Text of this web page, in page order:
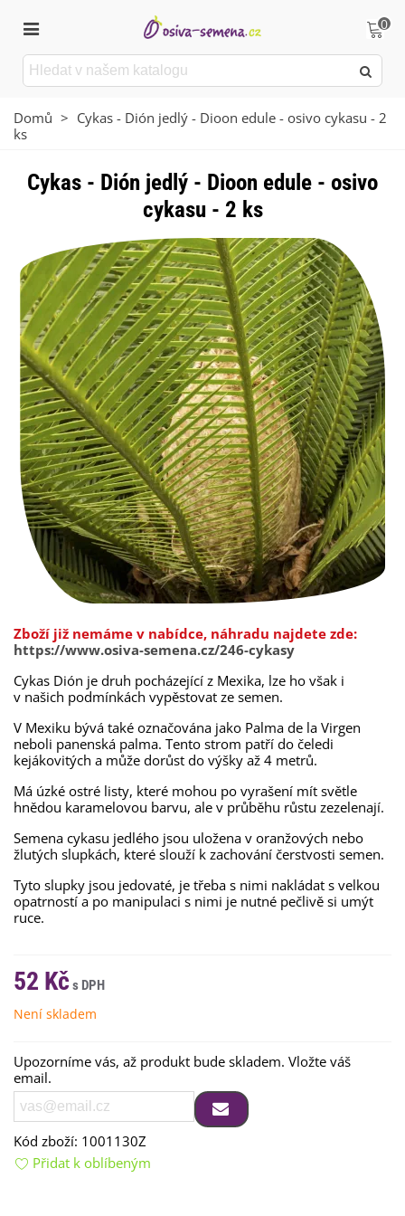
0
Domů > Cykas - Dión jedlý - Dioon edule - osivo cykasu - 2
ks
Cykas - Dión jedlý - Dioon edule - osivo
cykasu - 2 ks
Zboží již nemáme v nabídce, náhradu najdete zde:
https://www.osiva-semena.cz/246-cykasy
Cykas Dión je druh pocházející z Mexika, lze ho však i
v našich podmínkách vypěstovat ze semen.
V Mexiku bývá také označována jako Palma de la Virgen
neboli panenská palma. Tento strom patří do čeledi
kejákovitých a může dorůst do výšky až 4 metrů.
Má úzké ostré listy, které mohou po vyrašení mít světle
hnědou karamelovou barvu, ale v průběhu růstu zezelenají.
Semena cykasu jedlého jsou uložena v oranžových nebo
žlutých slupkách, které slouží k zachování čerstvosti semen.
Tyto slupky jsou jedovaté, je třeba s nimi nakládat s velkou
opatrností a po manipulaci s nimi je nutné pečlivě si umýt
ruce.
52 Kč
Není skladem
Upozorníme vás, až produkt bude skladem. Vložte váš
email.
Kód zboží: 1001130Z
Přidat k oblíbeným